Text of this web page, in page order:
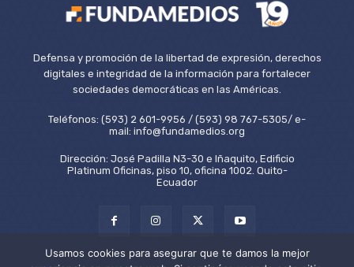
Defensa y promoción de la libertad de expresión, derechos
digitales e integridad de la información para fortalecer
sociedades democráticas en las Américas.
Teléfonos: (593) 2 601-9956 / (593) 98 767-5305/ e-
mail: info@fundamedios.org
Dirección: José Padilla N3-30 e Iñaquito, Edificio
Platinum Oficinas, piso 10, oficina 1002. Quito-
Ecuador
Usamos cookies para asegurar que te damos la mejor